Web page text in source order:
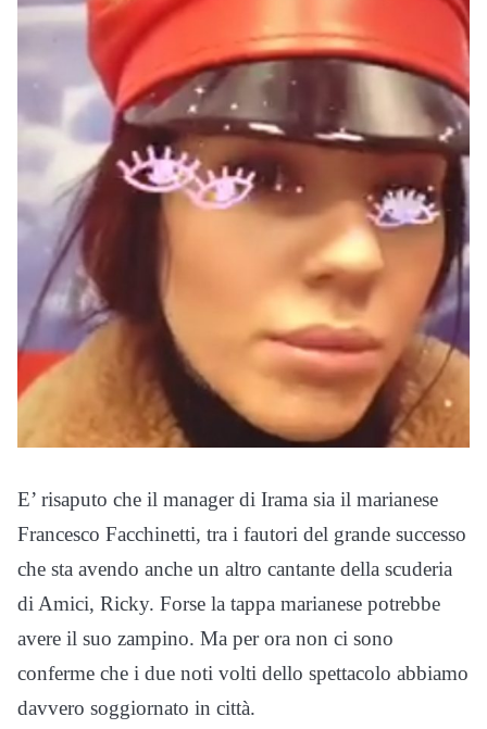
E’ risaputo che il manager di Irama sia il marianese
Francesco Facchinetti, tra i fautori del grande successo
che sta avendo anche un altro cantante della scuderia
di Amici, Ricky. Forse la tappa marianese potrebbe
avere il suo zampino. Ma per ora non ci sono
conferme che i due noti volti dello spettacolo abbiamo
davvero soggiornato in città.